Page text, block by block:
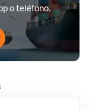
o teléfono.